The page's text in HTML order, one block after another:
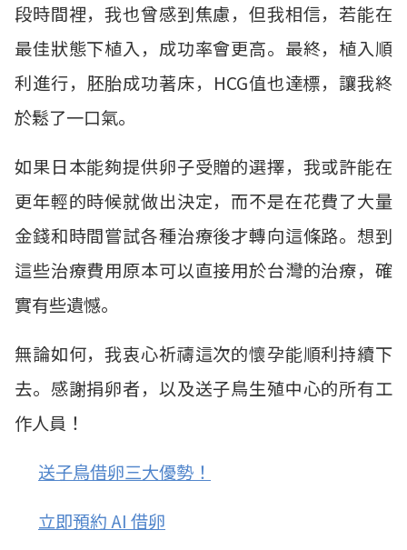
段時間裡，我也曾感到焦慮，但我相信，若能在
最佳狀態下植入，成功率會更高。最終，植入順
利進行，胚胎成功著床，HCG值也達標，讓我終
於鬆了一口氣。
如果日本能夠提供卵子受贈的選擇，我或許能在
更年輕的時候就做出決定，而不是在花費了大量
金錢和時間嘗試各種治療後才轉向這條路。想到
這些治療費用原本可以直接用於台灣的治療，確
實有些遺憾。
無論如何，我衷心祈禱這次的懷孕能順利持續下
去。感謝捐卵者，以及送子鳥生殖中心的所有工
作人員！
送子鳥借卵三大優勢！
立即預約 AI 借卵